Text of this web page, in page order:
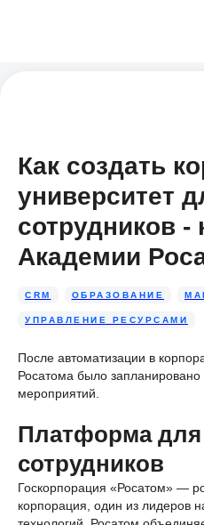
Как создать
университет
сотрудников -
Академии
CRM ОБРАЗОВАНИЕ
УПРАВЛЕНИЕ РЕСУРСАМИ
После автоматизации в
Росатома было запланировано
мероприятий.
Платформа для
сотрудников
Госкорпорация «Росатом» —
корпорация, один из лидеров